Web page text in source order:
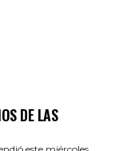
DE LAS